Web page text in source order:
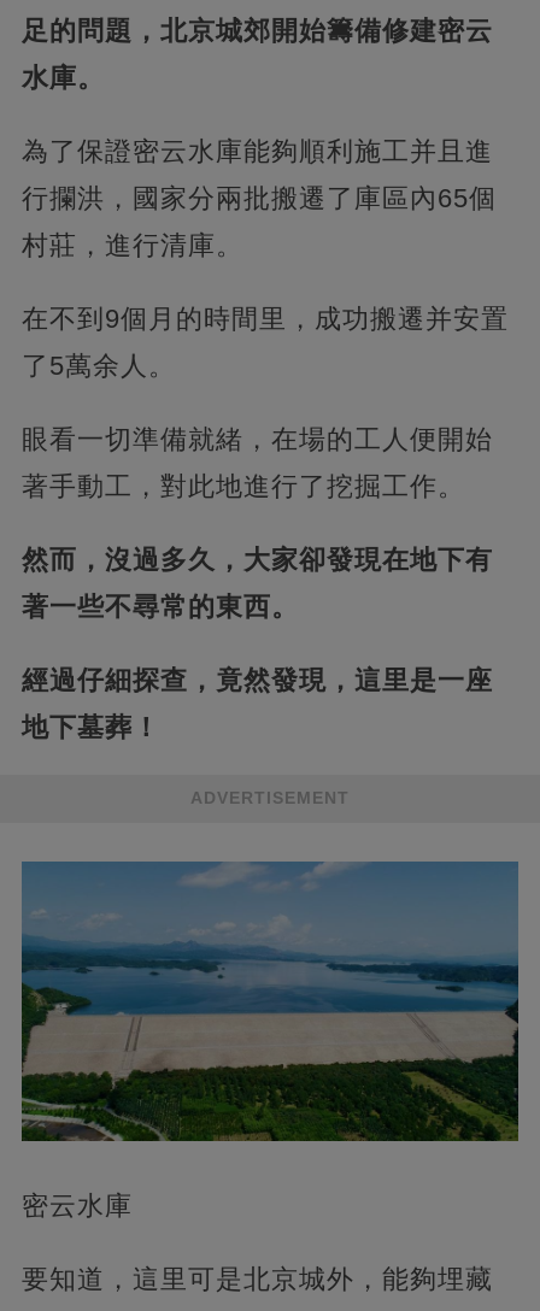
足的問題，北京城郊開始籌備修建密云
水庫。
為了保證密云水庫能夠順利施工并且進
行攔洪，國家分兩批搬遷了庫區內65個
村莊，進行清庫。
在不到9個月的時間里，成功搬遷并安置
了5萬余人。
眼看一切準備就緒，在場的工人便開始
著手動工，對此地進行了挖掘工作。
然而，沒過多久，大家卻發現在地下有
著一些不尋常的東西。
經過仔細探查，竟然發現，這里是一座
地下墓葬！
ADVERTISEMENT
密云水庫
要知道，這里可是北京城外，能夠埋藏